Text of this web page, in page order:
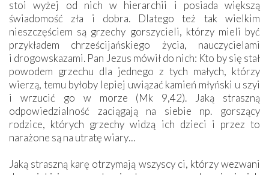
stoi wyżej od nich w hierarchii i posiada większą
świadomość zła i dobra. Dlatego też tak wielkim
nieszczęściem są grzechy gorszycieli, którzy mieli być
przykładem chrześcijańskiego życia, nauczycielami
i drogowskazami. Pan Jezus mówił do nich: Kto by się stał
powodem grzechu dla jednego z tych małych, którzy
wierzą, temu byłoby lepiej uwiązać kamień młyński u szyi
i wrzucić go w morze (Mk 9,42). Jaką straszną
odpowiedzialność zaciągają na siebie np. gorszący
rodzice, których grzechy widzą ich dzieci i przez to
narażone są na utratę wiary…
Jaką straszną karę otrzymają wszyscy ci, którzy wezwani